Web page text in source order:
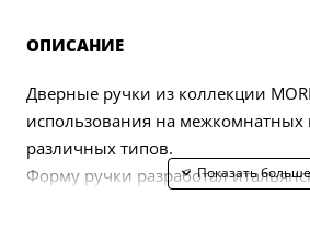
ОПИСАНИЕ
Дверные ручки из коллекции
использования на межкомнатных
различных типов.
Форму ручки разработал